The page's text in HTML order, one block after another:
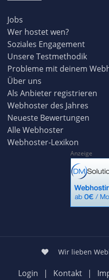
Jobs
Wer hostet wen?
Soziales Engagement
Unsere Testmethodik
Probleme mit deinem
Über uns
Als Anbieter registrieren
Webhoster des Jahres
Neueste Bewertungen
Alle Webhoster
Webhoster-Lexikon
Anzeige
Wir lieben
Login | Kontakt |